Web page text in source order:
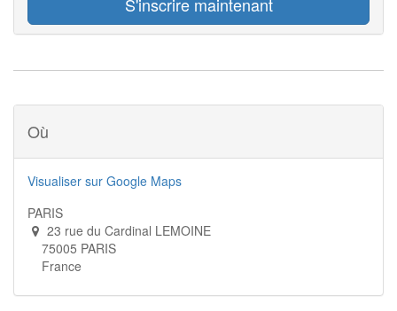
Où
Visualiser sur Google Maps
PARIS
23 rue du Cardinal LEMOINE
75005 PARIS
France